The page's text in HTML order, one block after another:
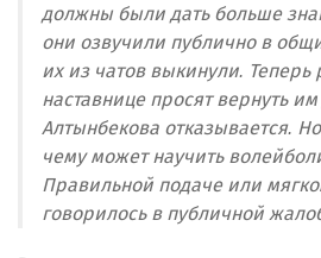
должны были дать больше
они озвучили публично в
их из чатов выкинули.
наставнице просят вернуть
Алтынбекова отказывается.
чему может научить
Правильной подаче или
говорилось в публичной